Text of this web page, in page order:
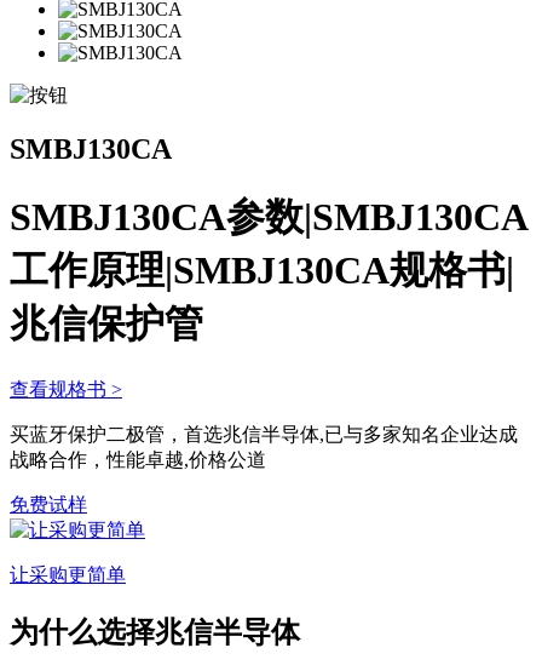
SMBJ130CA
SMBJ130CA参数|SMBJ130CA
工作原理|SMBJ130CA规格书|
兆信保护管
查看规格书 >
买蓝牙保护二极管，首选兆信半导体,已与多家知名企业达成
战略合作，性能卓越,价格公道
免费试样
让采购更简单
为什么选择兆信半导体